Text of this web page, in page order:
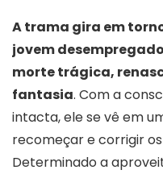
A trama gira em
jovem
morte trágica,
fantasia. Com a
intacta, ele se vê em
recomeçar e corrigir
Determinado a